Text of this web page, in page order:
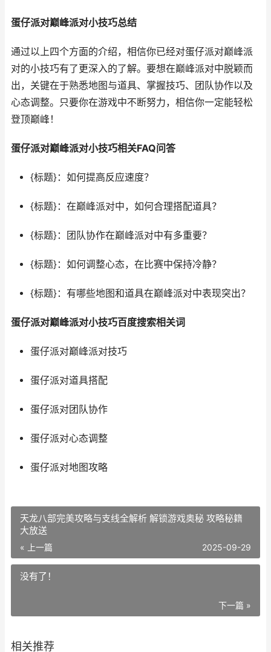
蛋仔派对巅峰派对小技巧总结
通过以上四个方面的介绍，相信你已经对蛋仔派对巅峰派
对的小技巧有了更深入的了解。要想在巅峰派对中脱颖而
出，关键在于熟悉地图与道具、掌握技巧、团队协作以及
心态调整。只要你在游戏中不断努力，相信你一定能轻松
登顶巅峰！
蛋仔派对巅峰派对小技巧相关FAQ问答
{标题}：如何提高反应速度？
{标题}：在巅峰派对中，如何合理搭配道具？
{标题}：团队协作在巅峰派对中有多重要？
{标题}：如何调整心态，在比赛中保持冷静？
{标题}：有哪些地图和道具在巅峰派对中表现突出？
蛋仔派对巅峰派对小技巧百度搜索相关词
蛋仔派对巅峰派对技巧
蛋仔派对道具搭配
蛋仔派对团队协作
蛋仔派对心态调整
蛋仔派对地图攻略
天龙八部完美攻略与支线全解析 解锁游戏奥秘 攻略秘籍
大放送
« 上一篇 2025-09-29
没有了！
下一篇 »
相关推荐